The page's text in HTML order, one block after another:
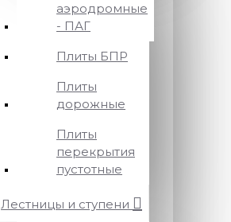
аэродромные
- ПАГ
Плиты БПР
Плиты
дорожные
Плиты
перекрытия
пустотные
Лестницы и ступени